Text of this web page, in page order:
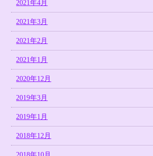
2021年4月
2021年3月
2021年2月
2021年1月
2020年12月
2019年3月
2019年1月
2018年12月